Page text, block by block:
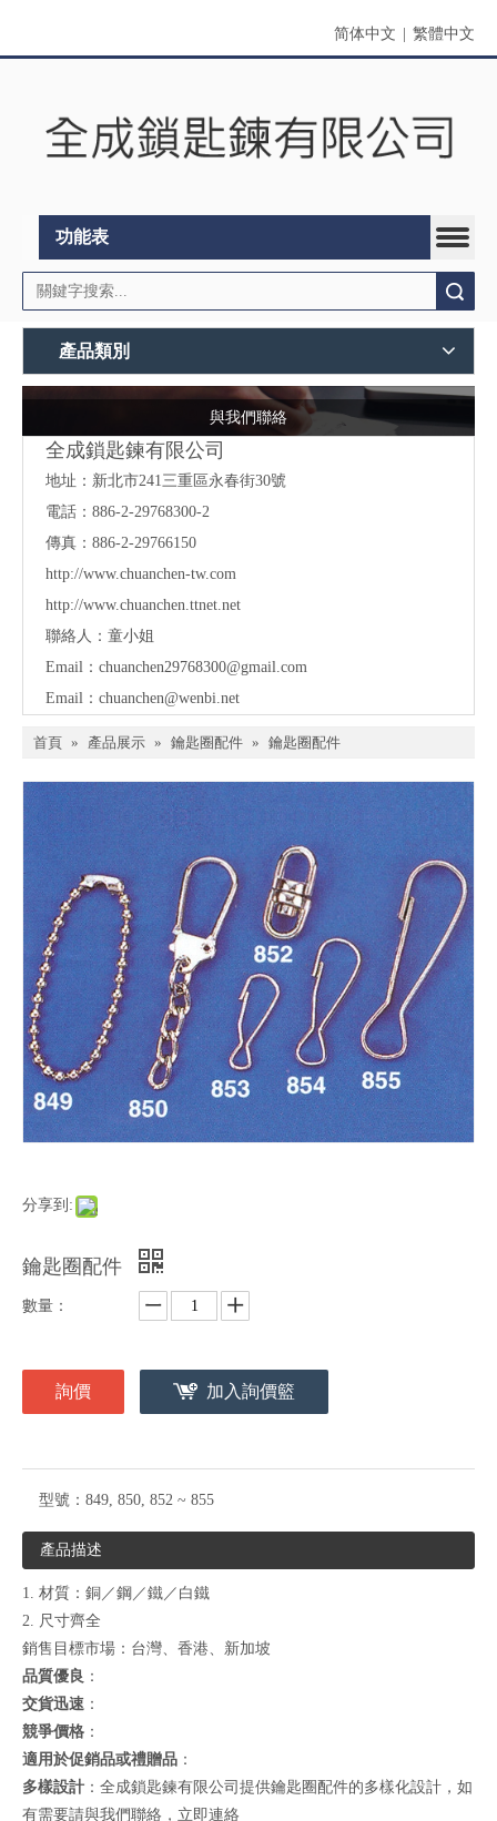
简体中文 繁體中文
功能表
產品類別
與我們聯絡
全成鎖匙鍊有限公司
地址： 新北市241三重區永春街30號
電話：886-2-29768300-2
傳真：886-2-29766150
http://www.chuanchen-tw.com
http://www.chuanchen.ttnet.net
聯絡人：童小姐
Email： chuanchen29768300@gmail.com
Email： chuanchen@wenbi.net
首頁 » 產品展示 » 鑰匙圈配件 » 鑰匙圈配件
分享到:
鑰匙圈配件
數量：
詢價 加入詢價籃
型號： 849, 850, 852 ~ 855
產品描述
1. 材質：銅／鋼／鐵／白鐵
2. 尺寸齊全
銷售目標市場：台灣、香港、新加坡
品質優良 ：
交貨迅速 ：
競爭價格 ：
適用於促銷品或禮贈品 ：
多樣設計 ：全成鎖匙鍊有限公司提供鑰匙圈配件的多樣化設計，如
有需要請與我們聯絡， 立即連絡